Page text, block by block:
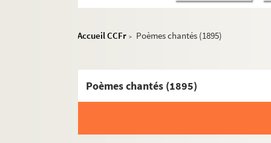
Accueil CCFr > Poèmes chantés (1895)
Poèmes chantés (1895)